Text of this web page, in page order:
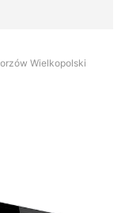
Wielkopolski